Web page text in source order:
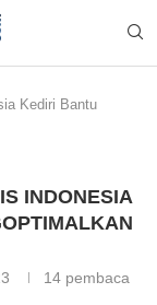
Kediri Bantu
INDONESIA
14 pembaca